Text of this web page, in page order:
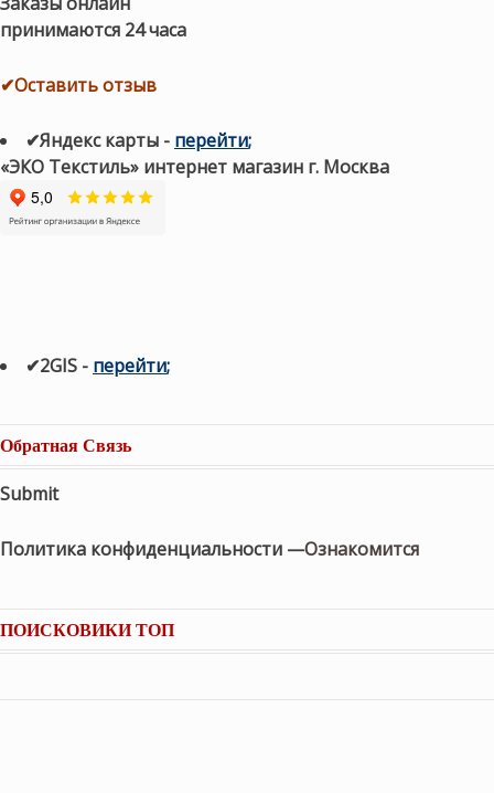
принимаются 24 часа
✔Оставить отзыв
✔Яндекс карты - перейти;
«ЭКО Текстиль» интернет магазин г. Москва
✔2GIS - перейти;
Обратная Связь
Submit
Политика конфиденциальности —Ознакомится
ПОИСКОВИКИ ТОП